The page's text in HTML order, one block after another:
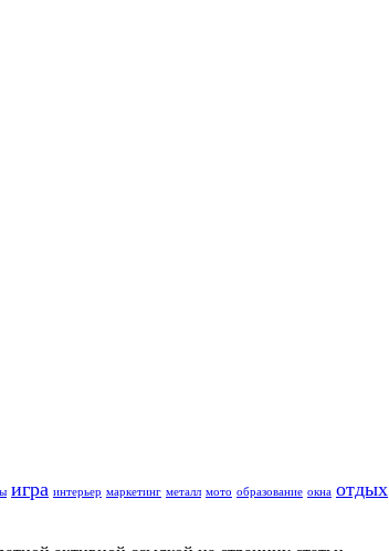
игра интерьер маркетинг металл мото образование окна отдых